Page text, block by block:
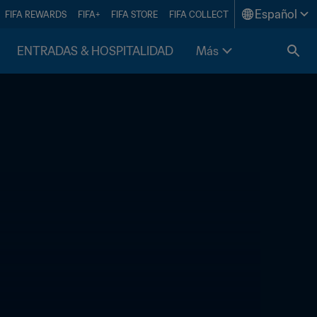
FIFA REWARDS FIFA+ FIFA STORE FIFA COLLECT Español
ENTRADAS & HOSPITALIDAD Más